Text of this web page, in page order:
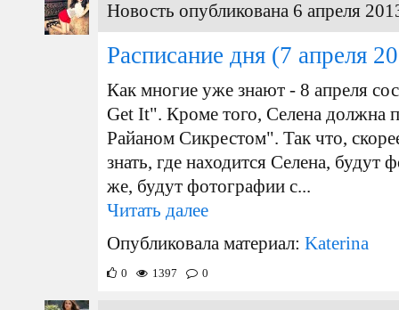
Новость опубликована 6 апреля
Расписание дня (7 апреля
Как многие уже знают - 8 апреля
Get It". Кроме того, Селена должна
Райаном Сикрестом". Так что,
знать, где находится Селена,
же, будут фотографии с...
Читать далее
Опубликовала материал: Katerina
0 1397 0